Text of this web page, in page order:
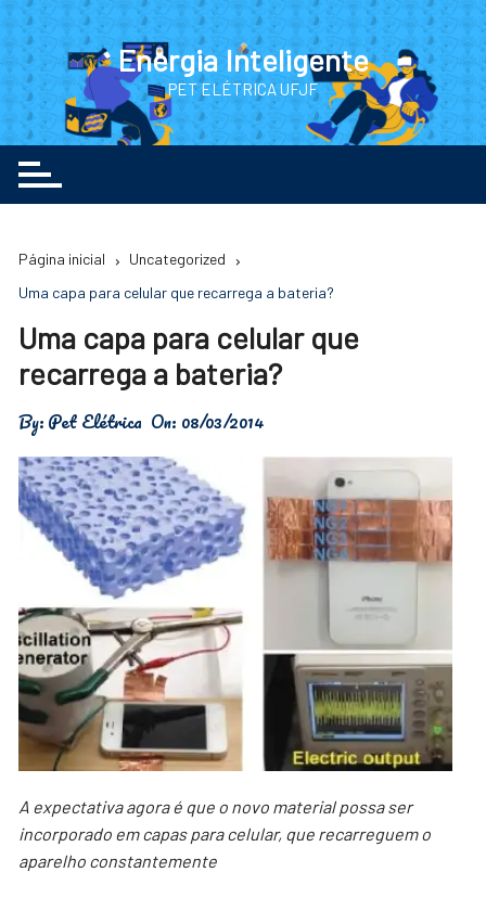
Ir
para
o
conteúdo
Energia Inteligente
PET ELÉTRICA UFJF
Página inicial
Uncategorized
Uma capa para celular que recarrega a bateria?
Uma capa para celular que
recarrega a bateria?
By:Pet Elétrica On: 08/03/2014
A expectativa agora é que o novo material possa ser
incorporado em capas para celular, que recarreguem o
aparelho constantemente